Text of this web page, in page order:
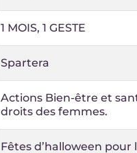
1 MOIS, 1 GESTE
Spartera
Actions Bien-être et
droits des femmes.
Fêtes d’halloween pour